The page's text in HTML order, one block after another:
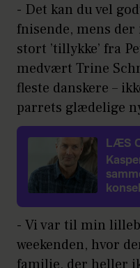
- Det kan du vel
fnisende, mens
stort ’tillykke’ fra
medvært Trine
fleste danskere –
parrets glædelige
LÆS
- Vi var til min
weekenden, hvor